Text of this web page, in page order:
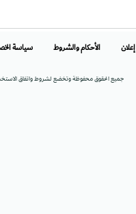
جميع الحقوق محفوظة وتخضع لشروط واتفاق
إعلان الأحكام والشروط سياسة